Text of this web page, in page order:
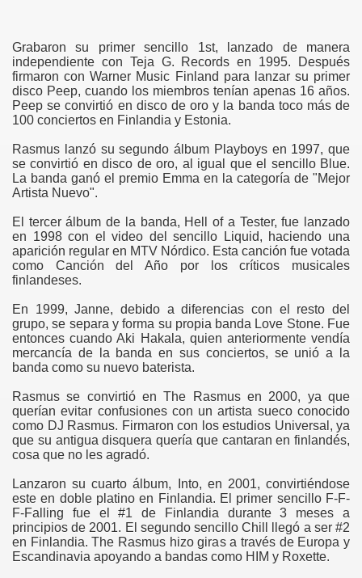
Grabaron su primer sencillo 1st, lanzado de manera
independiente con Teja G. Records en 1995. Después
firmaron con Warner Music Finland para lanzar su primer
disco Peep, cuando los miembros tenían apenas 16 años.
Peep se convirtió en disco de oro y la banda toco más de
100 conciertos en Finlandia y Estonia.
Rasmus lanzó su segundo álbum Playboys en 1997, que
se convirtió en disco de oro, al igual que el sencillo Blue.
La banda ganó el premio Emma en la categoría de "Mejor
Artista Nuevo".
El tercer álbum de la banda, Hell of a Tester, fue lanzado
en 1998 con el video del sencillo Liquid, haciendo una
aparición regular en MTV Nórdico. Esta canción fue votada
como Canción del Año por los críticos musicales
finlandeses.
En 1999, Janne, debido a diferencias con el resto del
grupo, se separa y forma su propia banda Love Stone. Fue
entonces cuando Aki Hakala, quien anteriormente vendía
mercancía de la banda en sus conciertos, se unió a la
banda como su nuevo baterista.
Rasmus se convirtió en The Rasmus en 2000, ya que
querían evitar confusiones con un artista sueco conocido
como DJ Rasmus. Firmaron con los estudios Universal, ya
que su antigua disquera quería que cantaran en finlandés,
cosa que no les agradó.
Lanzaron su cuarto álbum, Into, en 2001, convirtiéndose
este en doble platino en Finlandia. El primer sencillo F-F-
F-Falling fue el #1 de Finlandia durante 3 meses a
principios de 2001. El segundo sencillo Chill llegó a ser #2
en Finlandia. The Rasmus hizo giras a través de Europa y
Escandinavia apoyando a bandas como HIM y Roxette.